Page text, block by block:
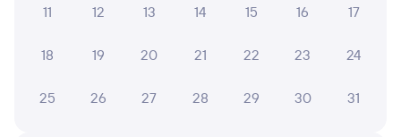
А ещё здесь можно найти
Обратные билеты из Сабурово в Аткарск
Отели
11 12 13 14 15 16 17
18 19 20 21 22 23 24
25 26 27 28 29 30 31